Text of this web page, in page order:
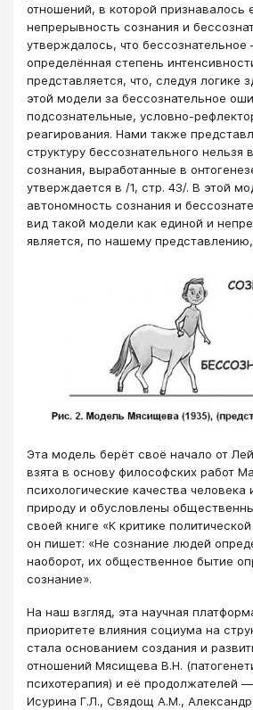
отношений, в которой признавалось
непрерывность сознания и
утверждалось, что бессознательное
определённая степень
представляется, что, следуя логике
этой модели за бессознательное
подсознательные, условно-
реагирования. Нами также
структуру бессознательного нельзя
сознания, выработанные в
утверждается в /1, стр. 43/. В этой
автономность сознания и
вид такой модели как единой и
является, по нашему
Эта модель берёт своё начало от
взята в основу философских работ
психологические качества
природу и обусловлены
своей книге «К критике
он пишет: «Не сознание людей
наоборот, их общественное бытие
сознание».
На наш взгляд, эта научная
приоритете влияния социума на
стала основанием создания и
отношений Мясищева В.Н.
психотерапия) и её продолжателей
Исурина Г.Л., Свядощ А.М.,